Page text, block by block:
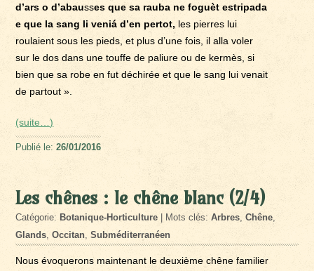
d’ars o d’abausses que sa rauba ne foguèt estripada
e que la sang li veniá d’en pertot, les pierres lui
roulaient sous les pieds, et plus d’une fois, il alla voler
sur le dos dans une touffe de paliure ou de kermès, si
bien que sa robe en fut déchirée et que le sang lui venait
de partout ».
(suite…)
Publié le:26/01/2016
Les chênes : le chêne blanc (2/4)
Catégorie: Botanique-Horticulture | Mots clés:Arbres,Chêne,
Glands,Occitan,Subméditerranéen
Nous évoquerons maintenant le deuxième chêne familier